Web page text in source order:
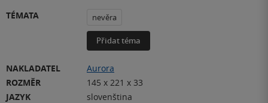
TÉMATA
nevěra
Přidat téma
NAKLADATEL
Aurora
ROZMĚR
145 x 221 x 33
JAZYK
slovenština